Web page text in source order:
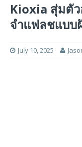
Kioxia สุ่มตั
จำแฟลชแบบ
July 10, 2025